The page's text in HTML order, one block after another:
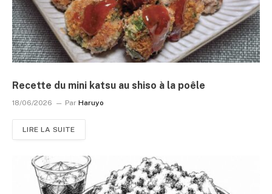
Recette du mini katsu au shiso à la poêle
18/06/2026 Par Haruyo
LIRE LA SUITE